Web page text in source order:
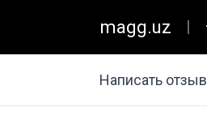
magg.uz |
Написать отзыв